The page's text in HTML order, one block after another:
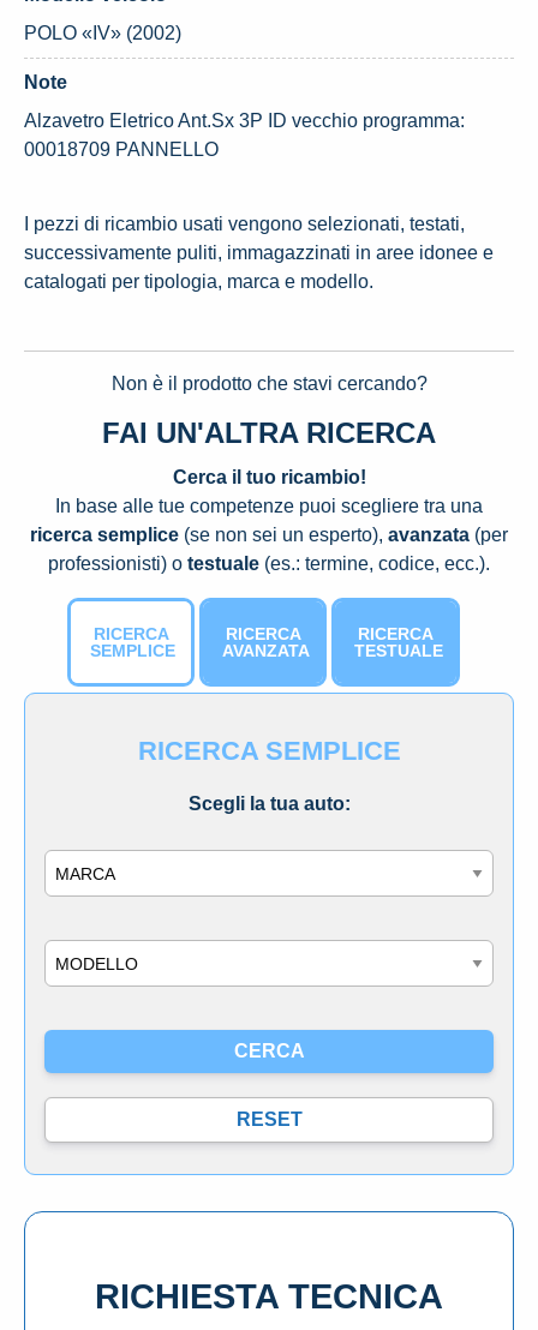
POLO «IV» (2002)
Note
Alzavetro Eletrico Ant.Sx 3P ID vecchio programma:
00018709 PANNELLO
I pezzi di ricambio usati vengono selezionati, testati,
successivamente puliti, immagazzinati in aree idonee e
catalogati per tipologia, marca e modello.
Non è il prodotto che stavi cercando?
FAI UN'ALTRA RICERCA
Cerca il tuo ricambio!
In base alle tue competenze puoi scegliere tra una
ricerca semplice (se non sei un esperto), avanzata (per
professionisti) o testuale (es.: termine, codice, ecc.).
RICERCA
SEMPLICE
RICERCA
AVANZATA
RICERCA
TESTUALE
RICERCA SEMPLICE
Scegli la tua auto:
RICHIESTA TECNICA